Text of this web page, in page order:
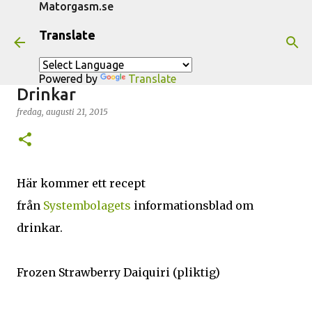
Matorgasm.se
Translate
Powered by Translate
Frozen Strawberry Daiquiri -
Drinkar
fredag, augusti 21, 2015
Här kommer ett recept
från Systembolagets informationsblad om
drinkar.
Frozen Strawberry Daiquiri (pliktig)